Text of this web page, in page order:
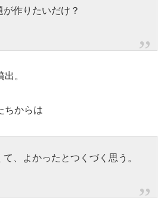
作りたいだけ？
。
ちからは
、よかったとつくづく思う。